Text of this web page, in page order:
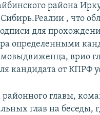
района
, что
для
определенными
врио
кандидата от КПРФ
главы,
глав на беседы,